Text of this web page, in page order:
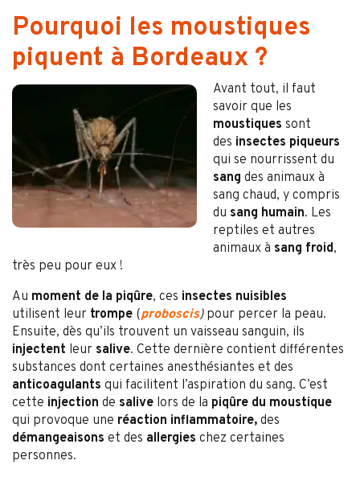
Pourquoi les moustiques
piquent à Bordeaux ?
Avant tout, il faut
savoir que les
moustiques sont
des insectes piqueurs
qui se nourrissent du
sang des animaux à
sang chaud, y compris
du sang humain. Les
reptiles et autres
animaux à sang froid,
très peu pour eux !
Au moment de la piqûre, ces insectes nuisibles
utilisent leur trompe (proboscis) pour percer la peau.
Ensuite, dès qu’ils trouvent un vaisseau sanguin, ils
injectent leur salive. Cette dernière contient différentes
substances dont certaines anesthésiantes et des
anticoagulants qui facilitent l’aspiration du sang. C’est
cette injection de salive lors de la piqûre du moustique
qui provoque une réaction inflammatoire, des
démangeaisons et des allergies chez certaines
personnes.